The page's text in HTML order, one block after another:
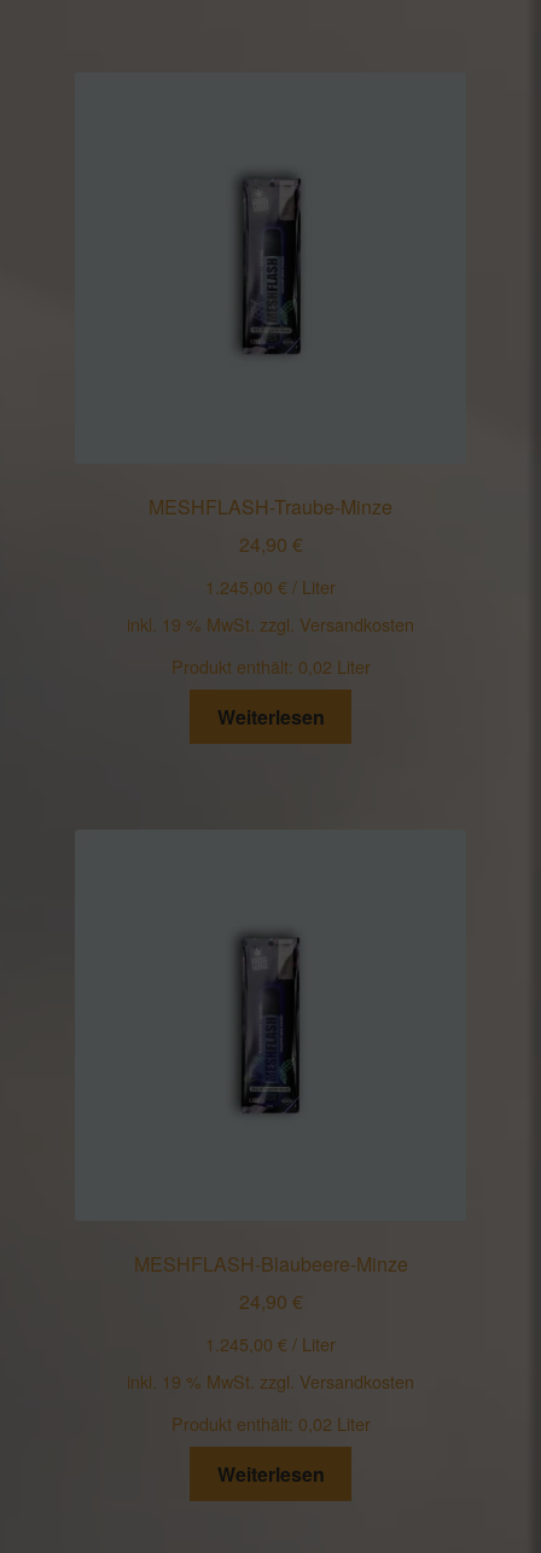
MESHFLASH-Traube-Minze
24,90 €
1.245,00 € / Liter
inkl. 19 % MwSt. zzgl. Versandkosten
Produkt enthält: 0,02 Liter
Weiterlesen
MESHFLASH-Blaubeere-Minze
24,90 €
1.245,00 € / Liter
inkl. 19 % MwSt. zzgl. Versandkosten
Produkt enthält: 0,02 Liter
Weiterlesen